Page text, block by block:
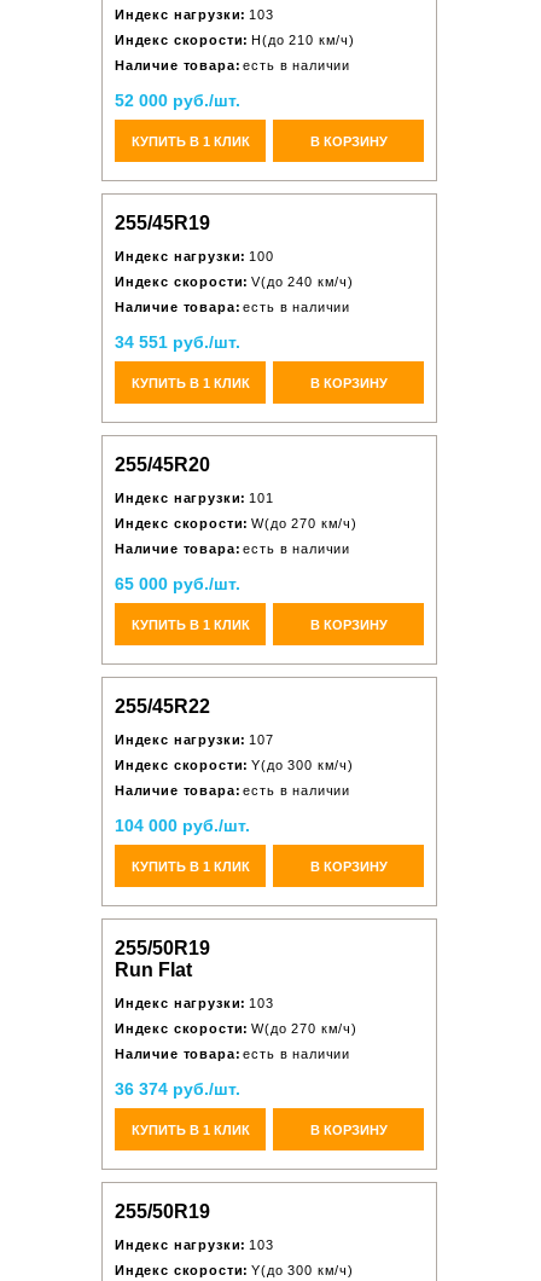
Индекс нагрузки: 103
Индекс скорости: H(до 210 км/ч)
Наличие товара: есть в наличии
52 000 руб./шт.
КУПИТЬ В 1 КЛИК В КОРЗИНУ
255/45R19
Индекс нагрузки: 100
Индекс скорости: V(до 240 км/ч)
Наличие товара: есть в наличии
34 551 руб./шт.
КУПИТЬ В 1 КЛИК В КОРЗИНУ
255/45R20
Индекс нагрузки: 101
Индекс скорости: W(до 270 км/ч)
Наличие товара: есть в наличии
65 000 руб./шт.
КУПИТЬ В 1 КЛИК В КОРЗИНУ
255/45R22
Индекс нагрузки: 107
Индекс скорости: Y(до 300 км/ч)
Наличие товара: есть в наличии
104 000 руб./шт.
КУПИТЬ В 1 КЛИК В КОРЗИНУ
255/50R19
Run Flat
Индекс нагрузки: 103
Индекс скорости: W(до 270 км/ч)
Наличие товара: есть в наличии
36 374 руб./шт.
КУПИТЬ В 1 КЛИК В КОРЗИНУ
255/50R19
Индекс нагрузки: 103
Индекс скорости: Y(до 300 км/ч)